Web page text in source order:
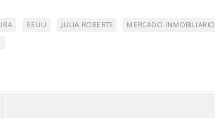
EEUU JULIA ROBERTS
MERCADO INMOBILIARIO